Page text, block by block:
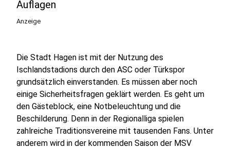
Auflagen
Anzeige
Die Stadt Hagen ist mit der Nutzung des
Ischlandstadions durch den ASC oder Türkspor
grundsätzlich einverstanden. Es müssen aber noch
einige Sicherheitsfragen geklärt werden. Es geht um
den Gästeblock, eine Notbeleuchtung und die
Beschilderung. Denn in der Regionalliga spielen
zahlreiche Traditionsvereine mit tausenden Fans. Unter
anderem wird in der kommenden Saison der MSV